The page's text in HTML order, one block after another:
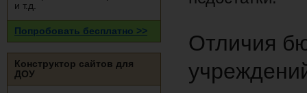
и т.д.
Попробовать бесплатно >>
Конструктор сайтов для
ДОУ
Отличия